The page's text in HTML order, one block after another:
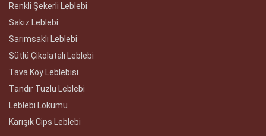
Renkli Şekerli Leblebi
Sakız Leblebi
Sarımsaklı Leblebi
Sütlü Çikolatalı Leblebi
Tava Köy Leblebisi
Tandır Tuzlu Leblebi
Leblebi Lokumu
Karışık Cips Leblebi